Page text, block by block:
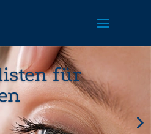
für